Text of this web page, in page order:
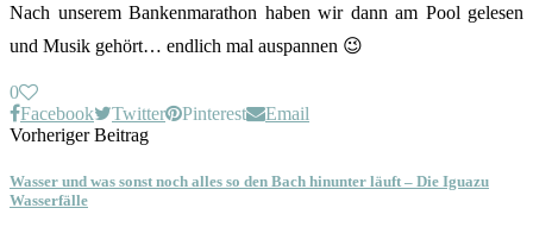
Nach unserem Bankenmarathon haben wir dann am Pool gelesen
und Musik gehört… endlich mal auspannen 😉
0
Facebook
Twitter Pinterest
Email
Vorheriger Beitrag
Wasser und was sonst noch alles so den Bach hinunter läuft – Die Iguazu
Wasserfälle